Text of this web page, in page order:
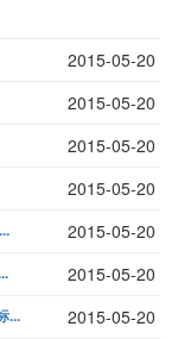
2015-05-20
2015-05-20
2015-05-20
2015-05-20
2015-05-20
2015-05-20
... 2015-05-20